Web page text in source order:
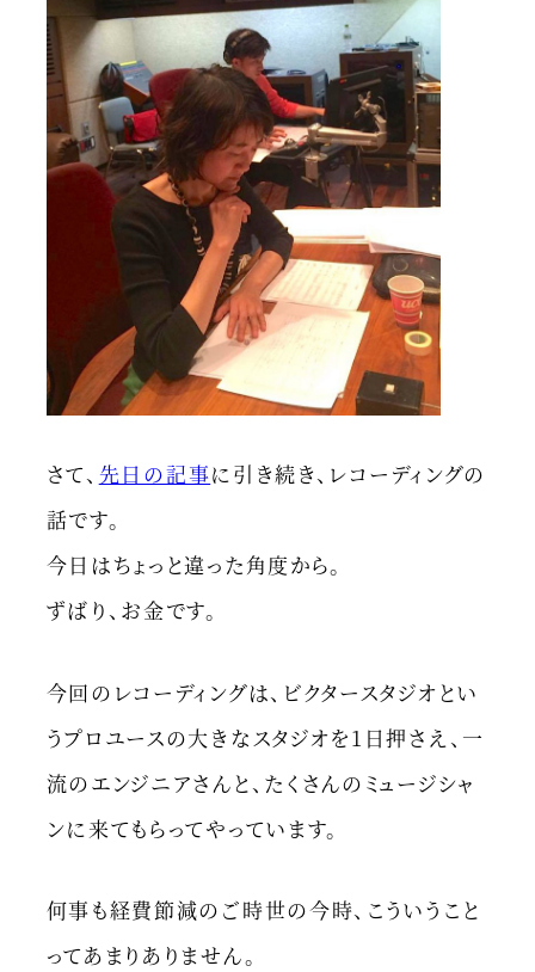
さて、 先日の記事に引き続き、レコーディングの
話です。
今日はちょっと違った角度から。
ずばり、お金です。
今回のレコーディングは、ビクタースタジオとい
うプロユースの大きなスタジオを1日押さえ、一
流のエンジニアさんと、たくさんのミュージシャ
ンに来てもらってやっています。
何事も経費節減のご時世の今時、こういうこと
ってあまりありません。